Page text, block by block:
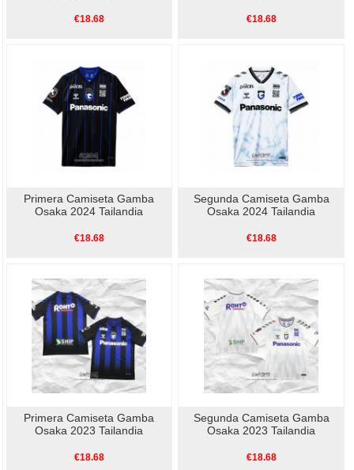
€18.68 €18.68
Primera Camiseta Gamba
Osaka 2024 Tailandia
€18.68
Segunda Camiseta Gamba
Osaka 2024 Tailandia
€18.68
Primera Camiseta Gamba
Osaka 2023 Tailandia
€18.68
Segunda Camiseta Gamba
Osaka 2023 Tailandia
€18.68